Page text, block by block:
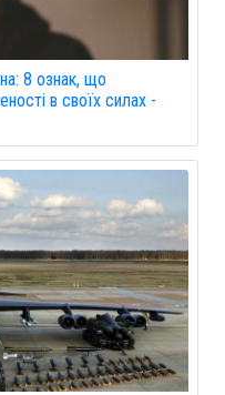
8 ознак, що
в своїх силах -